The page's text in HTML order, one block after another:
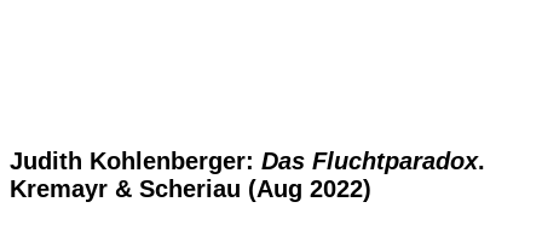
Judith Kohlenberger: Das Fluchtparadox.
Kremayr & Scheriau (Aug 2022)